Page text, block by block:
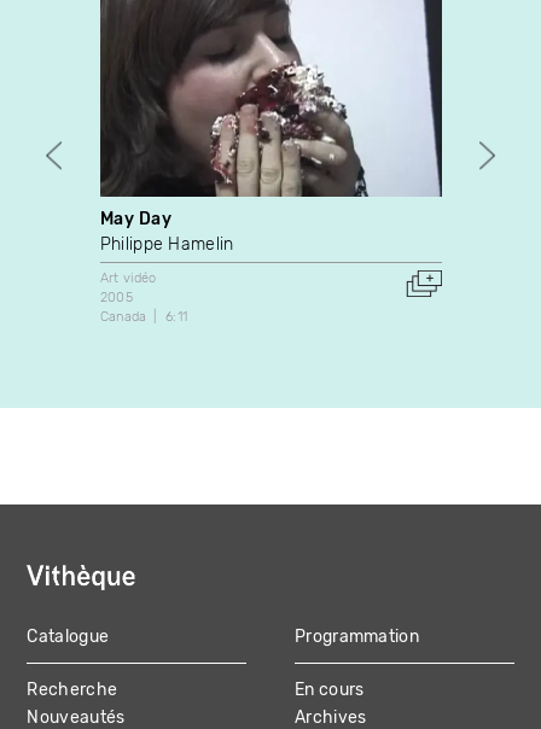
May Day
Philippe Hamelin
Art vidéo
2005
Canada
6:11
MAIN
NAVIGATION
Catalogue
Recherche
Nouveautés
Programmation
En cours
Archives